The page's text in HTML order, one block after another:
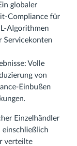
globaler
für
Servicekonten
Volle
von
Einzelhändler
einschließlich
verteilte